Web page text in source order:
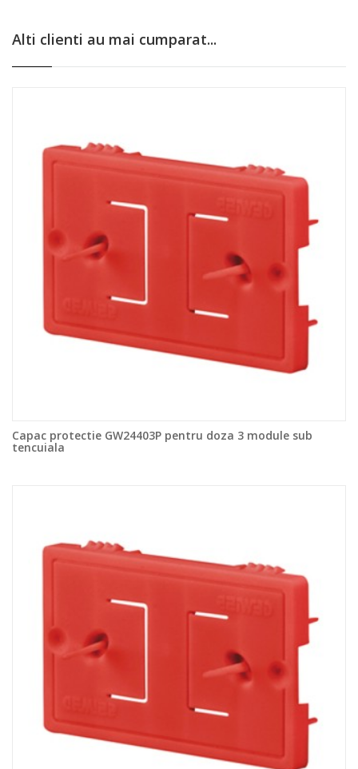
Alti clienti au mai cumparat...
Capac protectie GW24403P pentru doza 3 module sub
tencuiala